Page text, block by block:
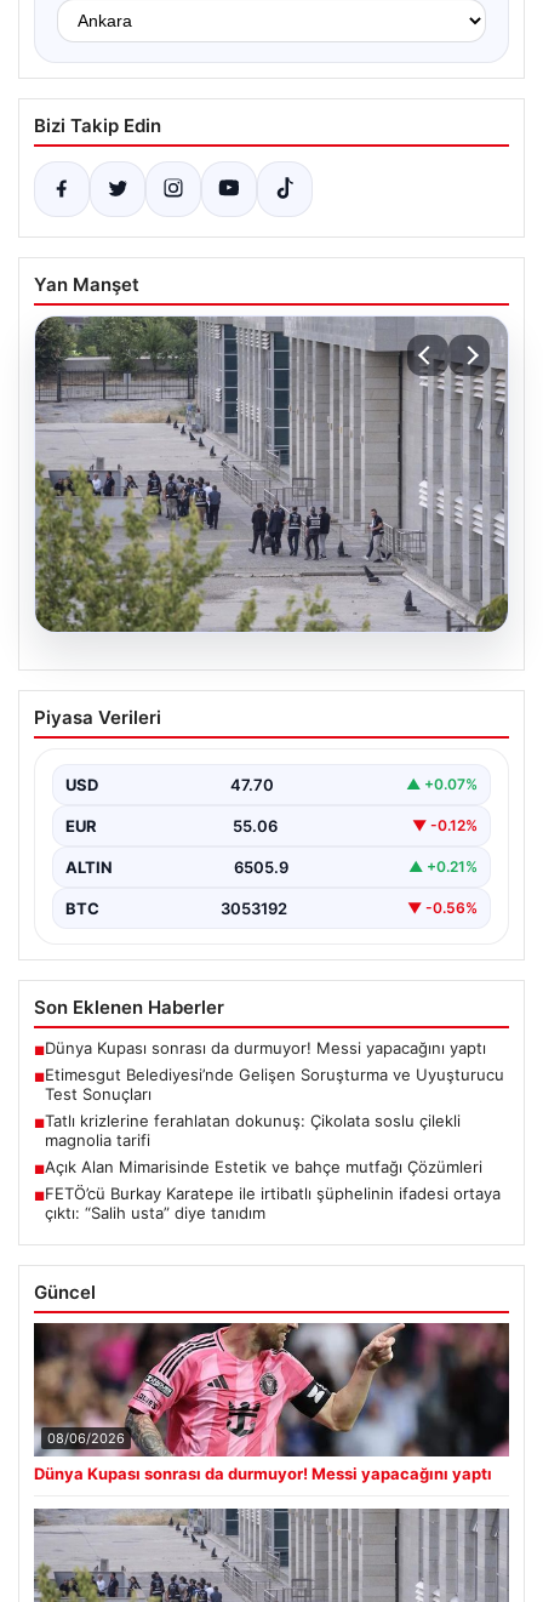
Bizi Takip Edin
Yan Manşet
Etimesgut Belediyesi’nde Gelişen
Soruşturma ve Uyuşturucu Test
Son günlerde yayılan haberler, Etimesgut
seriyor. Soruşturma kapsamında,…
Piyasa Verileri
USD 47.70 ▲ +0.07%
EUR 55.06 ▼ -0.12%
ALTIN 6505.9 ▲ +0.21%
BTC 3053192 ▼ -0.56%
Son Eklenen Haberler
■Dünya Kupası sonrası da durmuyor! Messi yapacağını yaptı
■Etimesgut Belediyesi’nde Gelişen Soruşturma ve Uyuşturucu
Test Sonuçları
■Tatlı krizlerine ferahlatan dokunuş: Çikolata soslu çilekli
magnolia tarifi
■Açık Alan Mimarisinde Estetik ve bahçe mutfağı Çözümleri
■FETÖ’cü Burkay Karatepe ile irtibatlı şüphelinin ifadesi ortaya
çıktı: “Salih usta” diye tanıdım
Güncel
08/06/2026
Dünya Kupası sonrası da durmuyor! Messi yapacağını yaptı